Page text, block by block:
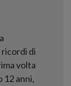
di
volta
12 anni,